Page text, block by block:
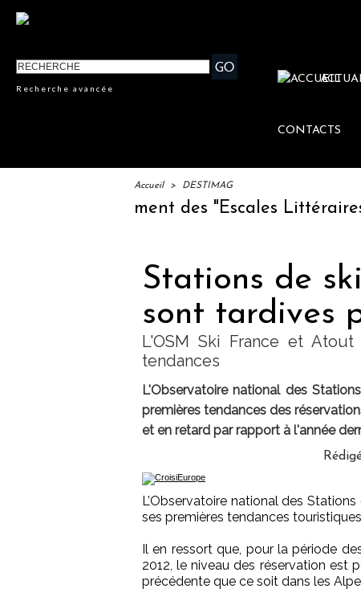
Recherche avancée
CONTACTS
Accueil > DESTIMAG
IFTM : lancement des "Escales
Stations de
sont tardives
L'OSM Ski France et
tendances
L'Observatoire national des
premières tendances des
et en retard par rapport à l'année
L’Observatoire national des
ses premières tendances
Il en ressort que, pour la période
2012, le niveau des réservation est
précédente que ce soit dans les